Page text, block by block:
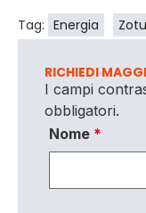
Tag: Energia
RICHIEDI
I campi
obbligatori.
Nome *